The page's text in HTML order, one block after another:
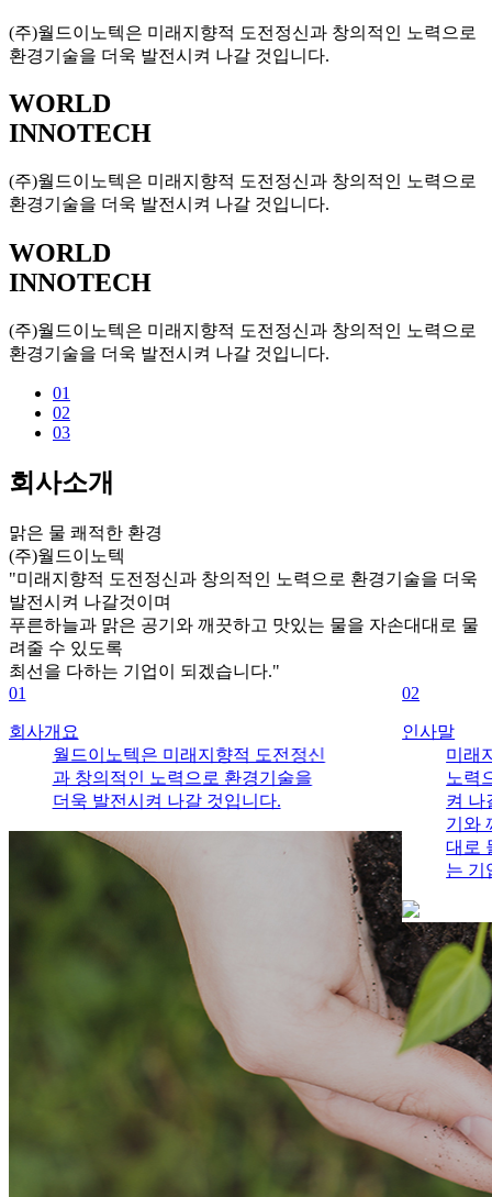
(주)월드이노텍은 미래지향적 도전정신과 창의적인 노력으로
환경기술을 더욱 발전시켜 나갈 것입니다.
WORLD
INNOTECH
(주)월드이노텍은 미래지향적 도전정신과 창의적인 노력으로
환경기술을 더욱 발전시켜 나갈 것입니다.
WORLD
INNOTECH
(주)월드이노텍은 미래지향적 도전정신과 창의적인 노력으로
환경기술을 더욱 발전시켜 나갈 것입니다.
01
02
03
회사소개
맑은 물 쾌적한 환경
(주)월드이노텍
"미래지향적 도전정신과 창의적인 노력으로 환경기술을 더욱
발전시켜 나갈것이며
푸른하늘과 맑은 공기와 깨끗하고 맛있는 물을 자손대대로 물
려줄 수 있도록
최선을 다하는 기업이 되겠습니다."
01
회사개요
월드이노텍은 미래지향적 도전정신
과 창의적인 노력으로 환경기술을
더욱 발전시켜 나갈 것입니다.
02
인사말
미래
노력
켜 나
기와
대로
는 기